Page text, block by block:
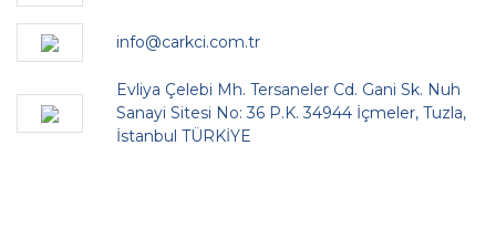
info@carkci.com.tr
Evliya Çelebi Mh. Tersaneler Cd. Gani Sk. Nuh
Sanayi Sitesi No: 36 P.K. 34944 İçmeler, Tuzla,
İstanbul TÜRKİYE